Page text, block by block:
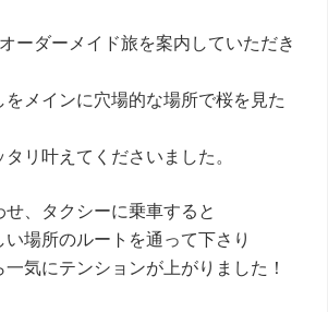
ーダーメイド旅を案内していただき
をメインに穴場的な場所で桜を見た
リ叶えてくださいました。
、タクシーに乗車すると
場所のルートを通って下さり
気にテンションが上がりました！